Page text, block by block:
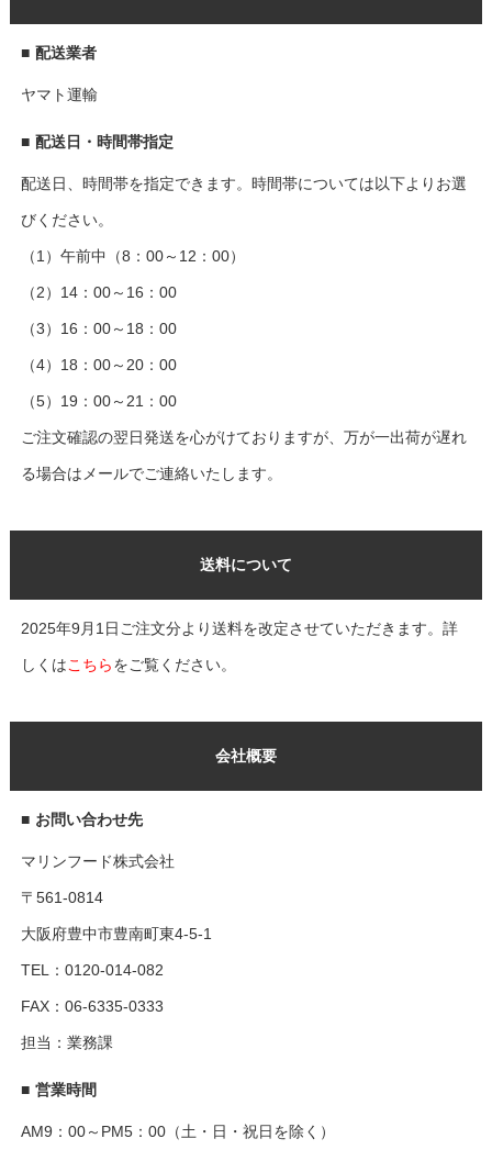
■ 配送業者
ヤマト運輸
■ 配送日・時間帯指定
配送日、時間帯を指定できます。時間帯については以下よりお選
びください。
（1）午前中（8：00～12：00）
（2）14：00～16：00
（3）16：00～18：00
（4）18：00～20：00
（5）19：00～21：00
ご注文確認の翌日発送を心がけておりますが、万が一出荷が遅れ
る場合はメールでご連絡いたします。
会社概要
■ お問い合わせ先
マリンフード株式会社
〒561-0814
大阪府豊中市豊南町東4-5-1
TEL：0120-014-082
FAX：06-6335-0333
担当：業務課
■ 営業時間
AM9：00～PM5：00（土・日・祝日を除く）
送料について
2025年9月1日ご注文分より送料を改定させていただきます。詳
しくはこちらをご覧ください。